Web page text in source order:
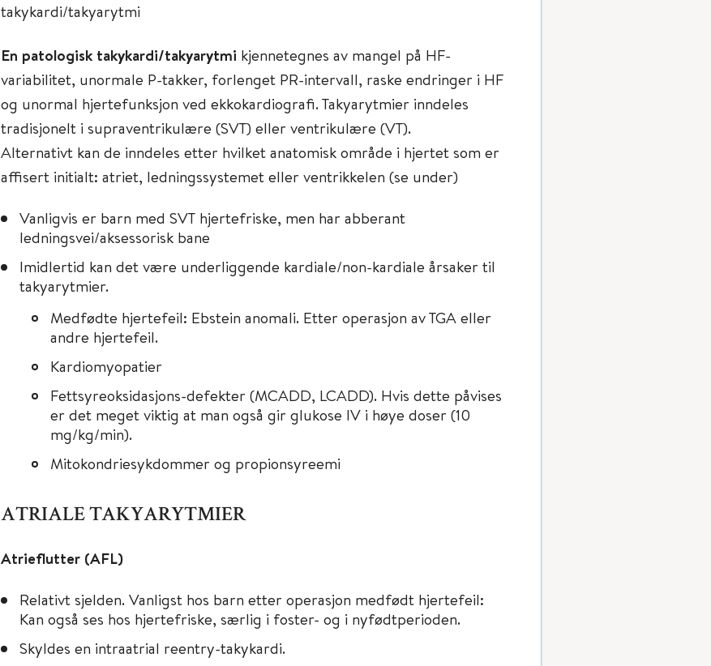
takykardi/takyarytmi
En patologisk takykardi/takyarytmi kjennetegnes av mangel på HF-
variabilitet, unormale P-takker, forlenget PR-intervall, raske endringer i HF
og unormal hjertefunksjon ved ekkokardiografi. Takyarytmier inndeles
tradisjonelt i supraventrikulære (SVT) eller ventrikulære (VT).
Alternativt kan de inndeles etter hvilket anatomisk område i hjertet som er
affisert initialt: atriet, ledningssystemet eller ventrikkelen (se under)
Vanligvis er barn med SVT hjertefriske, men har abberant
ledningsvei/aksessorisk bane
Imidlertid kan det være underliggende kardiale/non-kardiale årsaker til
takyarytmier.
Medfødte hjertefeil: Ebstein anomali. Etter operasjon av TGA eller
andre hjertefeil.
Kardiomyopatier
Fettsyreoksidasjons-defekter (MCADD, LCADD). Hvis dette påvises
er det meget viktig at man også gir glukose IV i høye doser (10
mg/kg/min).
Mitokondriesykdommer og propionsyreemi
ATRIALE TAKYARYTMIER
Atrieflutter (AFL)
Relativt sjelden. Vanligst hos barn etter operasjon medfødt hjertefeil:
Kan også ses hos hjertefriske, særlig i foster- og i nyfødtperioden.
Skyldes en intraatrial reentry-takykardi.